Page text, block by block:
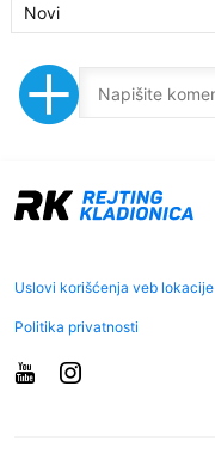
Novi
Uslovi korišćenja veb lokacije
Politika privatnosti